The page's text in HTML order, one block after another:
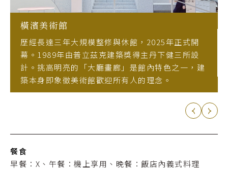
橫濱美術館
歷經長達三年大規模整修與休館，2025年正式開
幕。1989年由普立茲克建築獎得主丹下健三所設
計。挑高明亮的「大廳畫廊」是館內特色之一，建
築本身即象徵美術館歡迎所有人的理念。
餐食
早餐：X、午餐：機上享用、晚餐：飯店內義式料理